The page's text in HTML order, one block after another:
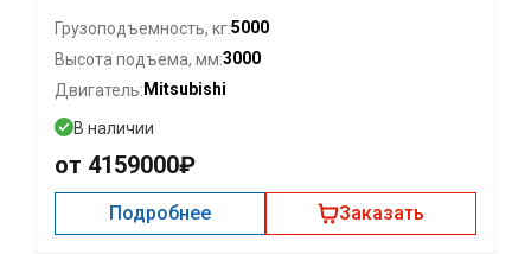
Грузоподъемность, кг:5000
Высота подъема, мм:3000
Двигатель: Mitsubishi
В наличии
от 4159000₽
Подробнее Заказать